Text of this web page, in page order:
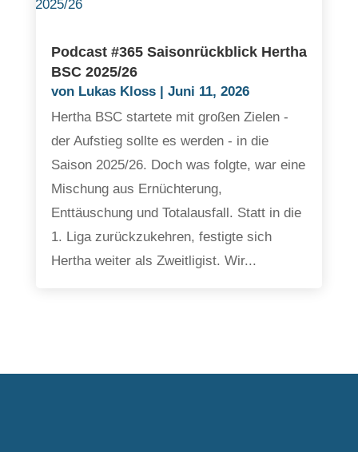
Podcast #365 Saisonrückblick Hertha
BSC 2025/26
von Lukas Kloss| Juni 11, 2026
Hertha BSC startete mit großen Zielen -
der Aufstieg sollte es werden - in die
Saison 2025/26. Doch was folgte, war eine
Mischung aus Ernüchterung,
Enttäuschung und Totalausfall. Statt in die
1. Liga zurückzukehren, festigte sich
Hertha weiter als Zweitligist. Wir...